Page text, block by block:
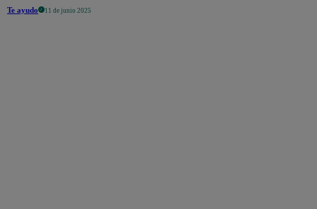
Te ayudo 11 de junio 2025